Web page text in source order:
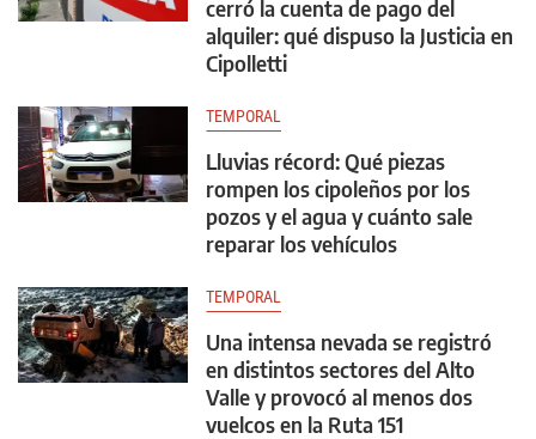
cerró la cuenta de pago del
alquiler: qué dispuso la Justicia en
Cipolletti
TEMPORAL
Lluvias récord: Qué piezas
rompen los cipoleños por los
pozos y el agua y cuánto sale
reparar los vehículos
TEMPORAL
Una intensa nevada se registró
en distintos sectores del Alto
Valle y provocó al menos dos
vuelcos en la Ruta 151